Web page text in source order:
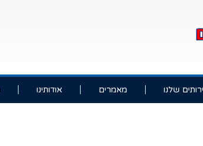
שלנו מאמרים אודותינו